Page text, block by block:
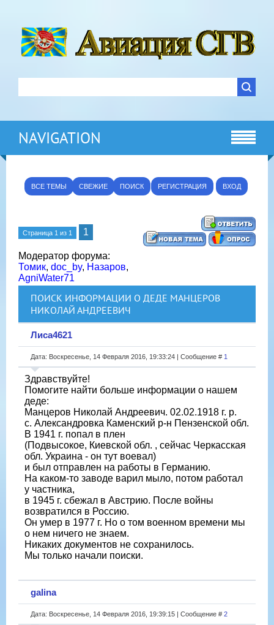
NAVIGATION
ВСЕ ТЕМЫ СВЕЖИЕ ПОИСК РЕГИСТРАЦИЯ ВХОД
Страница 1 из 1 1
Модератор форума:
Томик, doc_by, Назаров,
AgniWater71
ПОИСК ИНФОРМАЦИИ О ДЕДЕ МАНЦЕРОВ
НИКОЛАЙ АНДРЕЕВИЧ
Лиса4621
Дата: Воскресенье, 14 Февраля 2016, 19:33:24 | Сообщение # 1
Здравствуйте!
Помогите найти больше информации о нашем
деде:
Манцеров Николай Андреевич. 02.02.1918 г. р.
с. Александровка Каменский р-н Пензенской обл.
В 1941 г. попал в плен
(Подвысокое, Киевской обл. , сейчас Черкасская
обл. Украина - он тут воевал)
и был отправлен на работы в Германию.
На каком-то заводе варил мыло, потом работал
у частника,
в 1945 г. сбежал в Австрию. После войны
возвратился в Россию.
Он умер в 1977 г. Но о том военном времени мы
о нем ничего не знаем.
Никаких документов не сохранилось.
Мы только начали поиски.
galina
Дата: Воскресенье, 14 Февраля 2016, 19:39:15 | Сообщение # 2